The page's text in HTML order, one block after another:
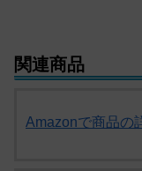
関連商品
Amazonで商品の